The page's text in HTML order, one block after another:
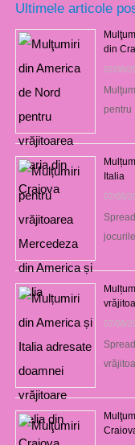
Ultimele articole
din
07/08/
Italia
07/08/
07/08/